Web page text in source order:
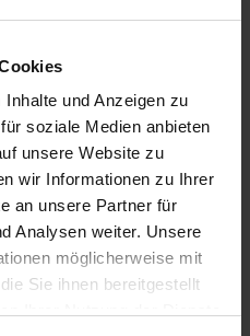
und Anzeigen zu
soziale Medien anbieten
unsere Website zu
wir Informationen zu Ihrer
an unsere Partner für
Analysen weiter. Unsere
möglicherweise mit
Sie ihnen bereitgestellt
km
2023
kW / 245 PS